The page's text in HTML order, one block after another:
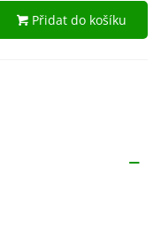
Přidat do košíku